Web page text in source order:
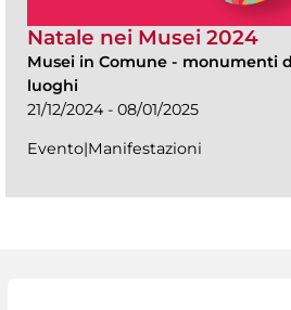
Natale nei Musei 2024
Musei in Comune - monumenti
luoghi
21/12/2024 - 08/01/2025
Evento|Manifestazioni